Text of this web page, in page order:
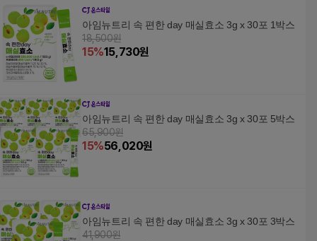
아임뉴트리 속 편한 day 매실효소 3g x 30포 1박스
18,500원
15%15,730원
아임뉴트리 속 편한 day 매실효소 3g x 30포 5박스
65,900원
15%56,020원
아임뉴트리 속 편한 day 매실효소 3g x 30포 3박스
41,900원